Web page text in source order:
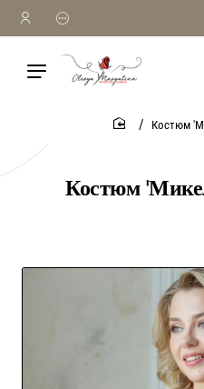
Костюм
Костюм